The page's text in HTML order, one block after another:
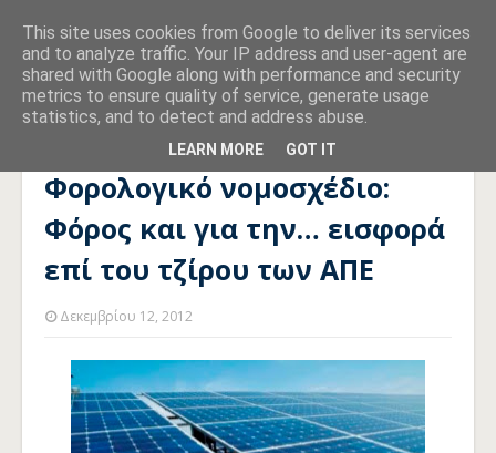
Αρχική σελίδα ΦΟΡΟΛΟΓΙΚΟ
Φορολογικό νομοσχέδιο:
Φόρος και για την… εισφορά επί του τζίρου των ΑΠΕ
Φορολογικό νομοσχέδιο:
Φόρος και για την… εισφορά
επί του τζίρου των ΑΠΕ
Δεκεμβρίου 12, 2012
This site uses cookies from Google to deliver its services
and to analyze traffic. Your IP address and user-agent are
shared with Google along with performance and security
metrics to ensure quality of service, generate usage
statistics, and to detect and address abuse.
LEARN MORE GOT IT